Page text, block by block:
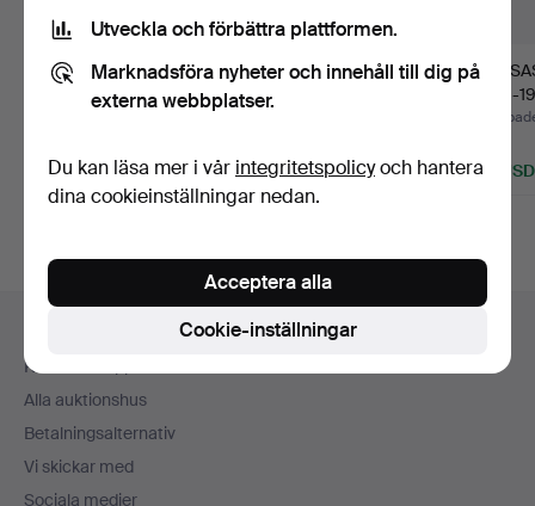
ÅRSSATSER, 10 st,
"Svenska Frimärken",
32 USD
FRIMÄRKSSAMLING,
1800/1900-tal.
117 USD
1978-
32 USD
Sidfotsnavigation
Kontakta support
Alla auktionshus
Betalningsalternativ
Vi skickar med
Sociala medier
Utveckla och förbättra plattformen.
Marknadsföra nyheter och innehåll till dig på
externa webbplatser.
Du kan läsa mer i vår integritetspolicyoch hantera
dina cookieinställningar nedan.
Cookie-inställningar
Acceptera alla